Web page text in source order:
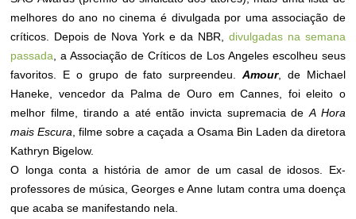
melhores do ano no cinema é divulgada por uma associação de
críticos. Depois de Nova York e da NBR, divulgadas na semana
passada , a Associação de Críticos de Los Angeles escolheu seus
favoritos. E o grupo de fato surpreendeu. Amour, de Michael
Haneke, vencedor da Palma de Ouro em Cannes, foi eleito o
melhor filme, tirando a até então invicta supremacia de A Hora
mais Escura , filme sobre a caçada a Osama Bin Laden da diretora
Kathryn Bigelow.
O longa conta a história de amor de um casal de idosos. Ex-
professores de música, Georges e Anne lutam contra uma doença
que acaba se manifestando nela.